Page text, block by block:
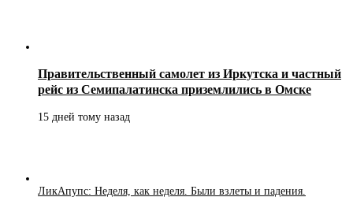
Правительственный самолет из Иркутска и частный
рейс из Семипалатинска приземлились в Омске
15 дней тому назад
ЛикАпупс: Неделя, как неделя. Были взлеты и падения.